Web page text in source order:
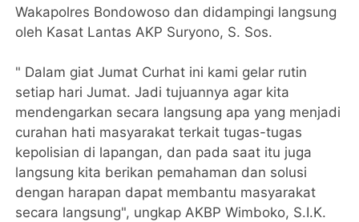
Wakapolres Bondowoso dan didampingi langsung
oleh Kasat Lantas AKP Suryono, S. Sos.
" Dalam giat Jumat Curhat ini kami gelar rutin
setiap hari Jumat. Jadi tujuannya agar kita
mendengarkan secara langsung apa yang menjadi
curahan hati masyarakat terkait tugas-tugas
kepolisian di lapangan, dan pada saat itu juga
langsung kita berikan pemahaman dan solusi
dengan harapan dapat membantu masyarakat
secara langsung", ungkap AKBP Wimboko, S.I.K.